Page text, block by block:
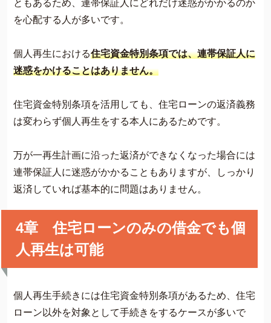
ともあるため、連帯保証人にどれだけ迷惑がかかるのか
を心配する人が多いです。
個人再生における住宅資金特別条項では、連帯保証人に
迷惑をかけることはありません。
住宅資金特別条項を活用しても、住宅ローンの返済義務
は変わらず個人再生をする本人にあるためです。
万が一再生計画に沿った返済ができなくなった場合には
連帯保証人に迷惑がかかることもありますが、しっかり
返済していれば基本的に問題はありません。
4章 住宅ローンのみの借金でも個
人再生は可能
個人再生手続きには住宅資金特別条項があるため、住宅
ローン以外を対象として手続きをするケースが多いで